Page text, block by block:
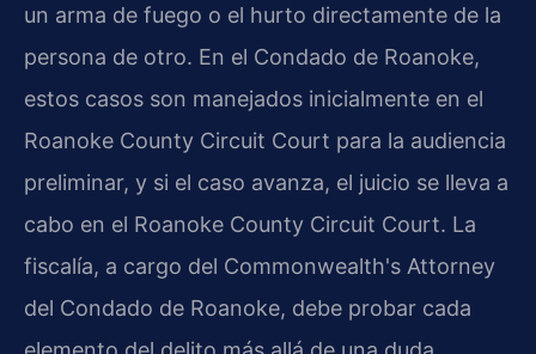
un arma de fuego o el hurto directamente de la
persona de otro. En el Condado de Roanoke,
estos casos son manejados inicialmente en el
Roanoke County Circuit Court para la audiencia
preliminar, y si el caso avanza, el juicio se lleva a
cabo en el Roanoke County Circuit Court. La
fiscalía, a cargo del Commonwealth's Attorney
del Condado de Roanoke, debe probar cada